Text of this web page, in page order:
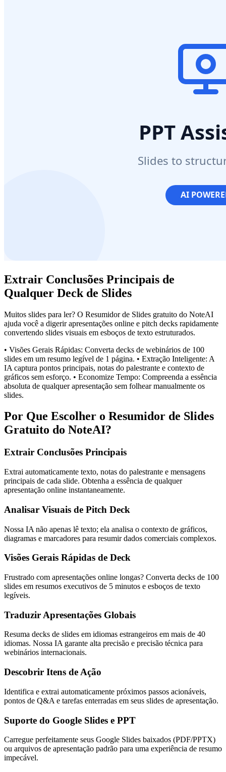
Extrair Conclusões Principais de
Qualquer Deck de Slides
Muitos slides para ler? O Resumidor de Slides gratuito do NoteAI
ajuda você a digerir apresentações online e pitch decks rapidamente
convertendo slides visuais em esboços de texto estruturados.
• Visões Gerais Rápidas: Converta decks de webinários de 100
slides em um resumo legível de 1 página. • Extração Inteligente: A
IA captura pontos principais, notas do palestrante e contexto de
gráficos sem esforço. • Economize Tempo: Compreenda a essência
absoluta de qualquer apresentação sem folhear manualmente os
slides.
Por Que Escolher o Resumidor de Slides
Gratuito do NoteAI?
Extrair Conclusões Principais
Extrai automaticamente texto, notas do palestrante e mensagens
principais de cada slide. Obtenha a essência de qualquer
apresentação online instantaneamente.
Analisar Visuais de Pitch Deck
Nossa IA não apenas lê texto; ela analisa o contexto de gráficos,
diagramas e marcadores para resumir dados comerciais complexos.
Visões Gerais Rápidas de Deck
Frustrado com apresentações online longas? Converta decks de 100
slides em resumos executivos de 5 minutos e esboços de texto
legíveis.
Traduzir Apresentações Globais
Resuma decks de slides em idiomas estrangeiros em mais de 40
idiomas. Nossa IA garante alta precisão e precisão técnica para
webinários internacionais.
Descobrir Itens de Ação
Identifica e extrai automaticamente próximos passos acionáveis,
pontos de Q&A e tarefas enterradas em seus slides de apresentação.
Suporte do Google Slides e PPT
Carregue perfeitamente seus Google Slides baixados (PDF/PPTX)
ou arquivos de apresentação padrão para uma experiência de resumo
impecável.